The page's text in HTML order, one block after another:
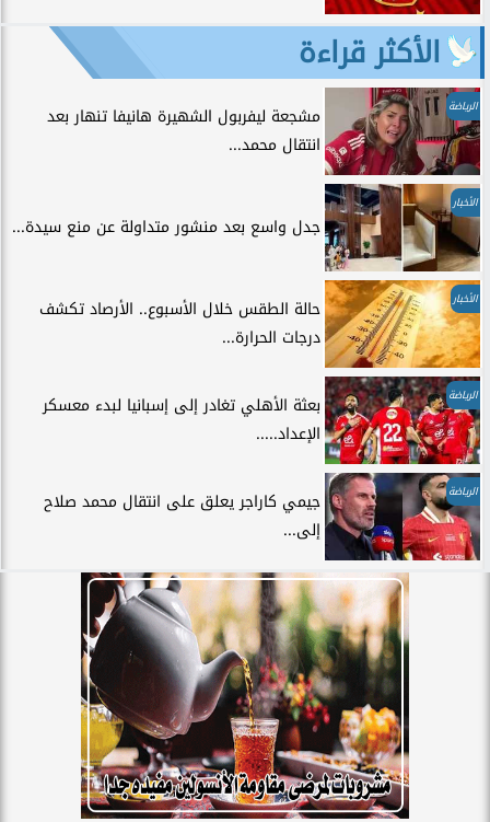
الأكثر قراءة
الرياضة
مشجعة ليفربول الشهيرة هانيفا تنهار بعد
انتقال محمد...
الأخبار
جدل واسع بعد منشور متداولة عن منع سيدة...
الأخبار
حالة الطقس خلال الأسبوع.. الأرصاد تكشف
درجات الحرارة...
الرياضة
بعثة الأهلي تغادر إلى إسبانيا لبدء معسكر
الإعداد.....
الرياضة
جيمي كاراجر يعلق على انتقال محمد صلاح
إلى...